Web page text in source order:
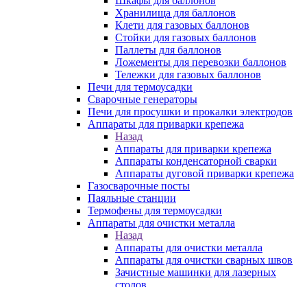
Хранилища для баллонов
Клети для газовых баллонов
Стойки для газовых баллонов
Паллеты для баллонов
Ложементы для перевозки баллонов
Тележки для газовых баллонов
Печи для термоусадки
Сварочные генераторы
Печи для просушки и прокалки электродов
Аппараты для приварки крепежа
Назад
Аппараты для приварки крепежа
Аппараты конденсаторной сварки
Аппараты дуговой приварки крепежа
Газосварочные посты
Паяльные станции
Термофены для термоусадки
Аппараты для очистки металла
Назад
Аппараты для очистки металла
Аппараты для очистки сварных швов
Зачистные машинки для лазерных
столов